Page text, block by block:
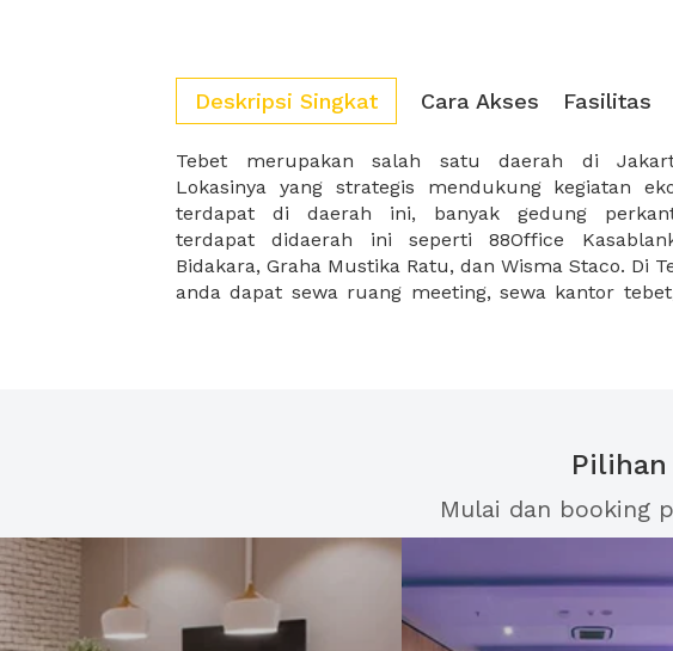
Deskripsi Singkat Cara Akses Fasilitas
Tebet merupakan salah satu daerah di
Lokasinya yang strategis mendukung kegiatan
terdapat di daerah ini, banyak gedung
terdapat didaerah ini seperti 88Office
Bidakara, Graha Mustika Ratu, dan Wisma Staco. Di
anda dapat sewa ruang meeting, sewa kantor
space tebet, meeting package tebet, dan juga
dengan harga terjangkau dan mudah melalui
Zalora Indonesia pun terletak di daerah Tebet,
Tebet merupakan daerah kantor yang nyaman,
Mulai dan booking